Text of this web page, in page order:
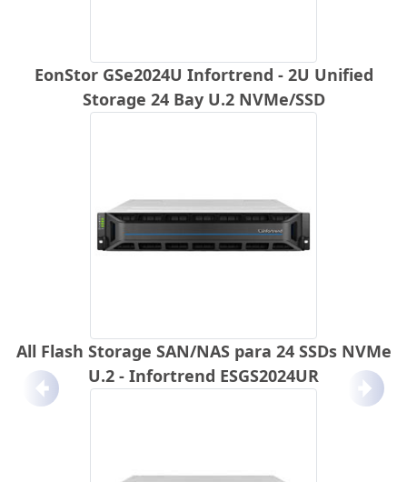
EonStor GSe2024U Infortrend - 2U Unified
Storage 24 Bay U.2 NVMe/SSD
All Flash Storage SAN/NAS para 24 SSDs NVMe
U.2 - Infortrend ESGS2024UR
Anterior